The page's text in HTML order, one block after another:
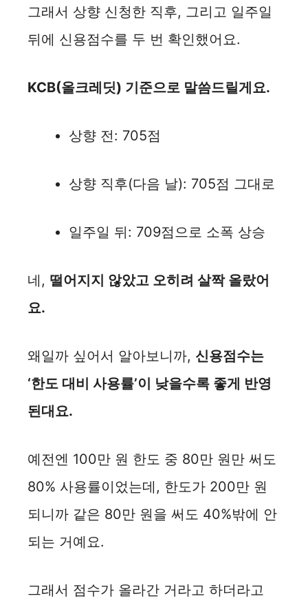
그래서 상향 신청한 직후, 그리고 일주일
뒤에 신용점수를 두 번 확인했어요.
KCB(올크레딧) 기준으로 말씀드릴게요.
상향 전: 705점
상향 직후(다음 날): 705점 그대로
일주일 뒤: 709점으로 소폭 상승
네, 떨어지지 않았고 오히려 살짝 올랐어
요.
왜일까 싶어서 알아보니까, 신용점수는
‘한도 대비 사용률’이 낮을수록 좋게 반영
된대요.
예전엔 100만 원 한도 중 80만 원만 써도
80% 사용률이었는데, 한도가 200만 원
되니까 같은 80만 원을 써도 40%밖에 안
되는 거예요.
그래서 점수가 올라간 거라고 하더라고